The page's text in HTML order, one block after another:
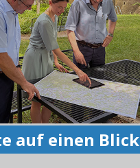
auf einen Blick